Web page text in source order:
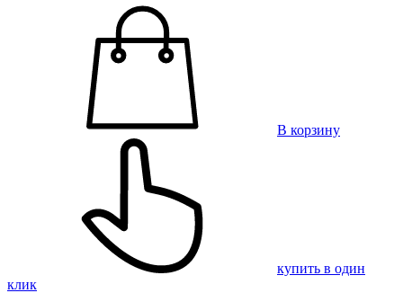
В корзину
купить в один
клик